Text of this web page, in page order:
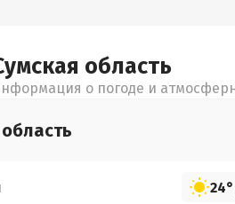
область
о погоде и
область
24°